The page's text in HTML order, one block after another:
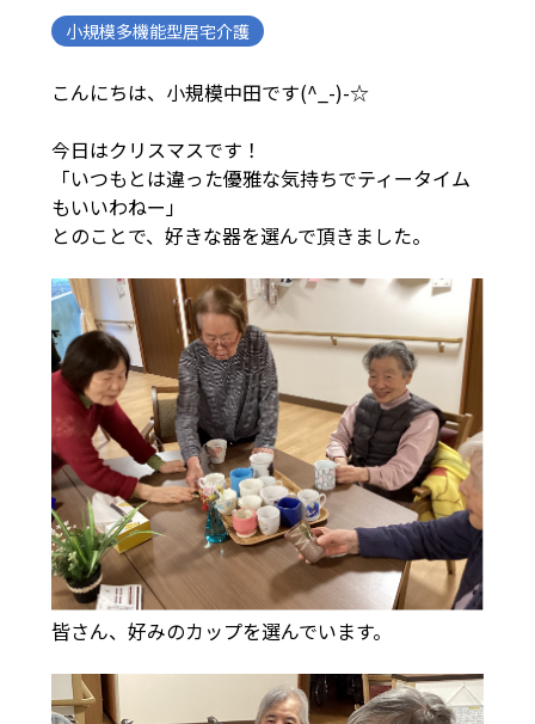
小規模多機能型居宅介護
こんにちは、小規模中田です(^_-)-☆
今日はクリスマスです！
「いつもとは違った優雅な気持ちでティータイム
もいいわねー」
とのことで、好きな器を選んで頂きました。
皆さん、好みのカップを選んでいます。